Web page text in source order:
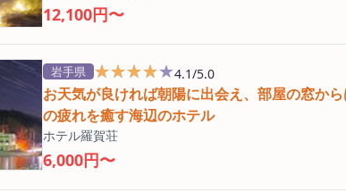
12,100円〜
岩手県 ★★★★★
★★★★★4.1/5.0
お天気が良ければ朝陽に出会え、部屋の窓か
の疲れを癒す海辺のホテル
ホテル羅賀荘
6,000円〜